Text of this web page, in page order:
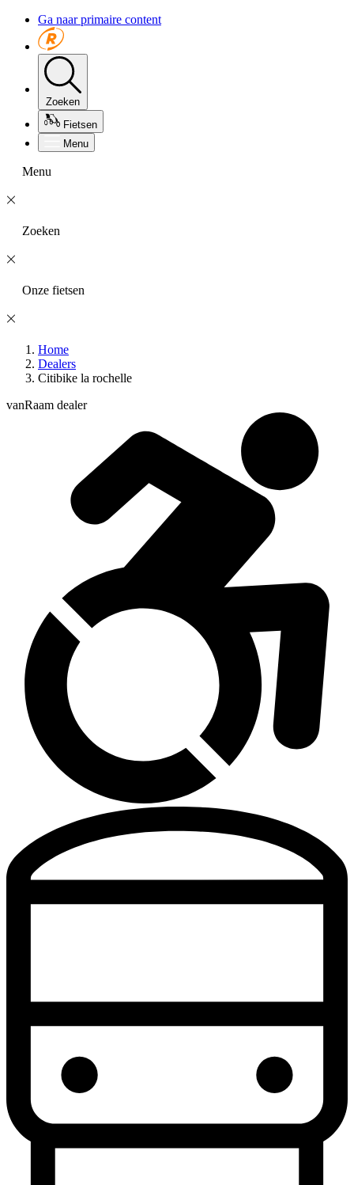
Ga naar primaire content
Zoeken
Fietsen
Menu
Menu
Zoeken
Onze fietsen
Home
Dealers
Citibike la rochelle
vanRaam dealer